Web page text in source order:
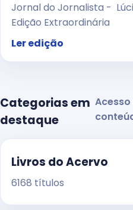
Jornal do Jornalista -
Edição Extraordinária
Ler edição
Categorias em
destaque
Livros do Acervo
6168 títulos